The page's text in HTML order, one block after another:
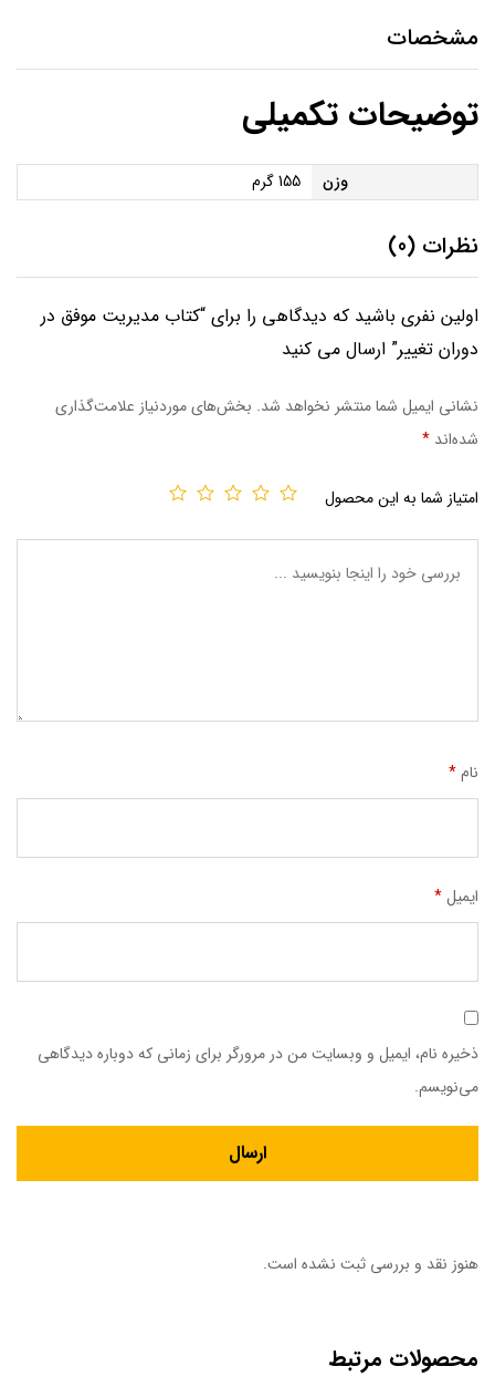
مشخصات
توضیحات تکمیلی
وزن 155 گرم
نظرات (0)
اولین نفری باشید که دیدگاهی را برای “کتاب مدیریت موفق در
دوران تغییر” ارسال می کنید
نشانی ایمیل شما منتشر نخواهد شد. بخش‌های موردنیاز علامت‌گذاری
شده‌اند *
امتیاز شما به این محصول
نام*
ایمیل*
ذخیره نام، ایمیل و وبسایت من در مرورگر برای زمانی که دوباره دیدگاهی
می‌نویسم.
هنوز نقد و بررسی ثبت نشده است.
محصولات مرتبط